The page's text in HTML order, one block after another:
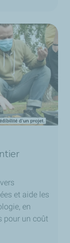
et aide les
en
pour un coût